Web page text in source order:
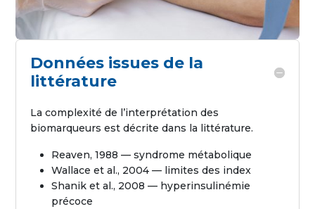
Données issues de la
littérature
La complexité de l’interprétation des
biomarqueurs est décrite dans la littérature.
Reaven, 1988 — syndrome métabolique
Wallace et al., 2004 — limites des index
Shanik et al., 2008 — hyperinsulinémie
précoce